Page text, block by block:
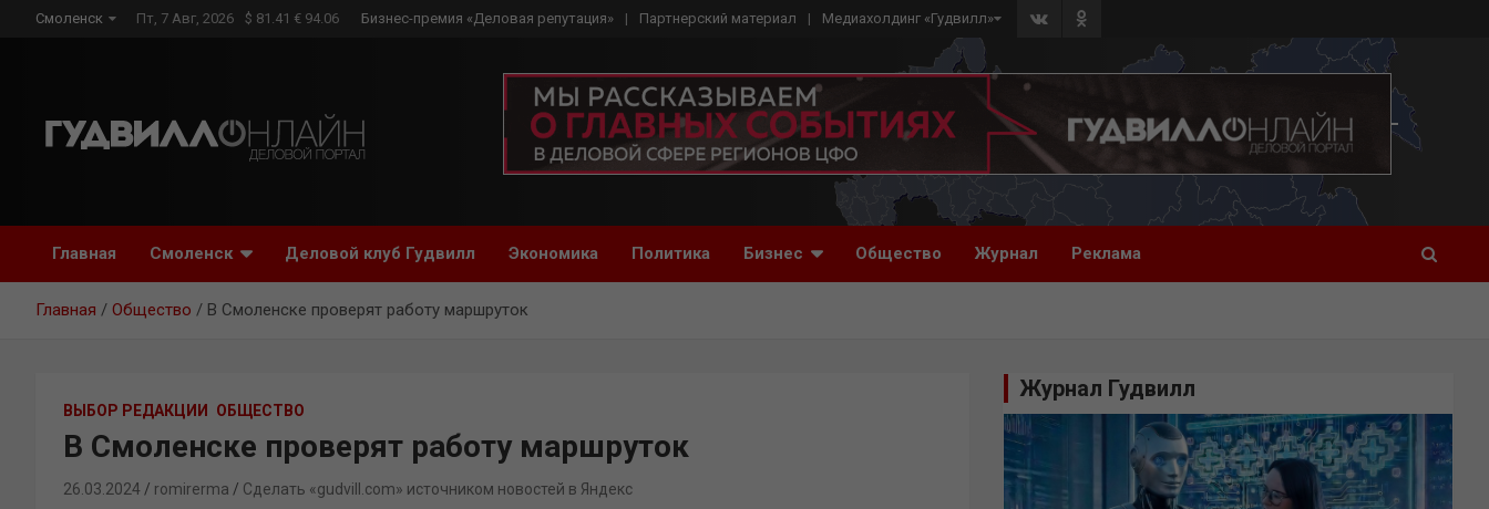
Смоленск Пт, 7 Авг, 2026 $ 81.41 € 94.06 Бизнес-премия «Деловая репутация» Партнерский материал Медиахолдинг «Гудвилл»
Главная Смоленск Деловой клуб Гудвилл Экономика Политика Бизнес Общество Журнал Реклама
Главная Общество В Смоленске проверят работу маршруток
ВЫБОР РЕДАКЦИИ ОБЩЕСТВО
В Смоленске проверят работу маршруток
26.03.2024 romirerma Сделать «gudvill.com» источником новостей в Яндекс
Журнал Гудвилл